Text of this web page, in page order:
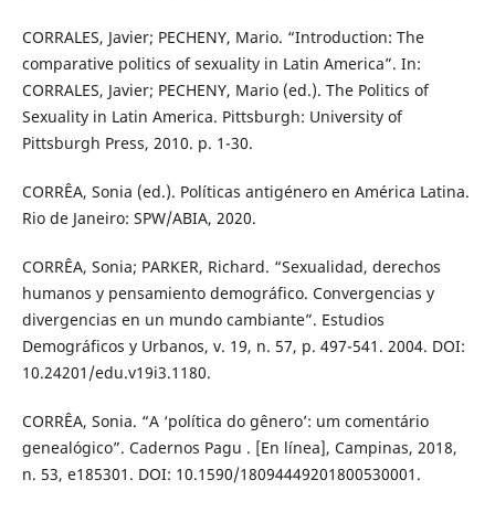
CORRALES, Javier; PECHENY, Mario. “Introduction: The
comparative politics of sexuality in Latin America”. In:
CORRALES, Javier; PECHENY, Mario (ed.). The Politics of
Sexuality in Latin America. Pittsburgh: University of
Pittsburgh Press, 2010. p. 1-30.
CORRÊA, Sonia (ed.). Políticas antigénero en América Latina.
Rio de Janeiro: SPW/ABIA, 2020.
CORRÊA, Sonia; PARKER, Richard. “Sexualidad, derechos
humanos y pensamiento demográfico. Convergencias y
divergencias en un mundo cambiante”. Estudios
Demográficos y Urbanos, v. 19, n. 57, p. 497-541. 2004. DOI:
10.24201/edu.v19i3.1180.
CORRÊA, Sonia. “A ‘política do gênero’: um comentário
genealógico”. Cadernos Pagu . [En línea], Campinas, 2018,
n. 53, e185301. DOI: 10.1590/18094449201800530001.